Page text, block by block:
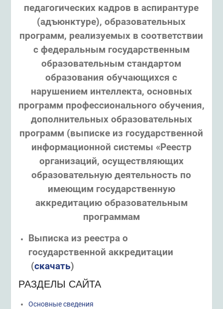
педагогических кадров в аспирантуре
(адъюнктуре), образовательных
программ, реализуемых в соответствии
с федеральным государственным
образовательным стандартом
образования обучающихся с
нарушением интеллекта, основных
программ профессионального обучения,
дополнительных образовательных
программ (выписке из государственной
информационной системы «Реестр
организаций, осуществляющих
образовательную деятельность по
имеющим государственную
аккредитацию образовательным
программам
Выписка из реестра о
государственной аккредитации
(скачать)
РАЗДЕЛЫ САЙТА
Основные сведения